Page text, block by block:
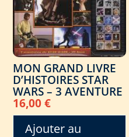
MON GRAND LIVRE
D’HISTOIRES STAR
WARS – 3 AVENTURE
16,00€
Ajouter au